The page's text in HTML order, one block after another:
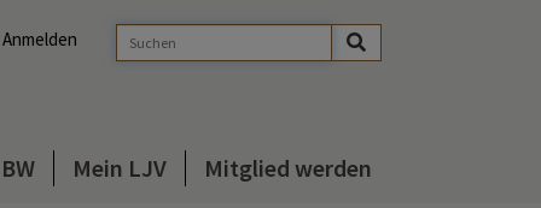
Anmelden
Mein LJV Mitglied werden